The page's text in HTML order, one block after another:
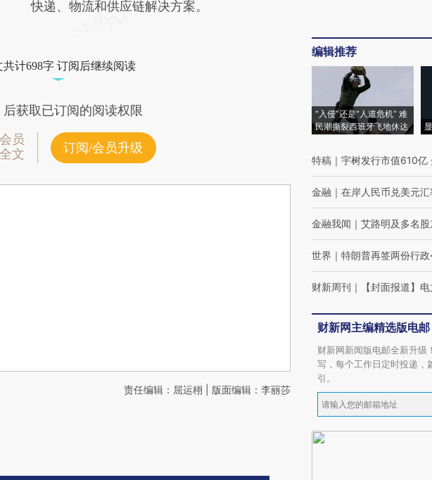
快递、物流和供应链解决方案。
共计698字 订阅后继续阅读
后获取已订阅的阅读权限
员
文
订阅/会员升级
责任编辑：屈运栩 | 版面编辑：李丽莎
编辑推荐
“入侵”还是“人道危机” 难
民潮撕裂西班牙飞地休达
特稿 ｜ 宇树发行市值610亿
金融 ｜ 在岸人民币兑美元
金融我闻 ｜ 艾路明及多名股
世界 ｜ 特朗普再签两份行
财新周刊 ｜ 【封面报道】
财新网主编精选版电邮
财新网新闻版电邮全新升级
写，每个工作日定时投递，
引。